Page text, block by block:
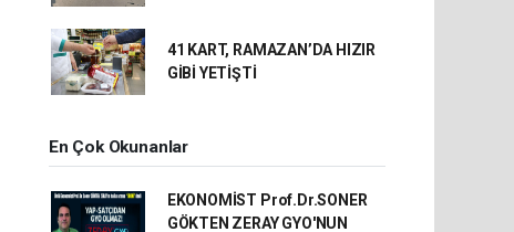
41 KART, RAMAZAN’DA HIZIR
GİBİ YETİŞTİ
En Çok Okunanlar
EKONOMİST Prof.Dr.SONER
GÖKTEN ZERAY GYO'NUN